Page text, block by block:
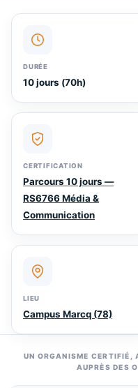
DURÉE
10 jours (70h)
CERTIFICATION
Parcours 10 jours —
RS6766 Média &
Communication
LIEU
Campus Marcq (78)
UN ORGANISME
AUPRÈS DES